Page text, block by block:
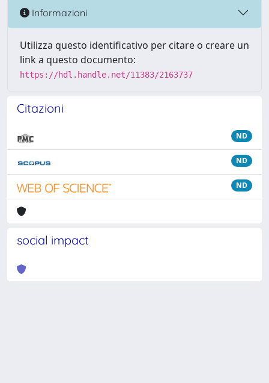
Informazioni
Utilizza questo identificativo per citare o creare un
link a questo documento:
https://hdl.handle.net/11383/2163737
Citazioni
ND
ND
ND
social impact